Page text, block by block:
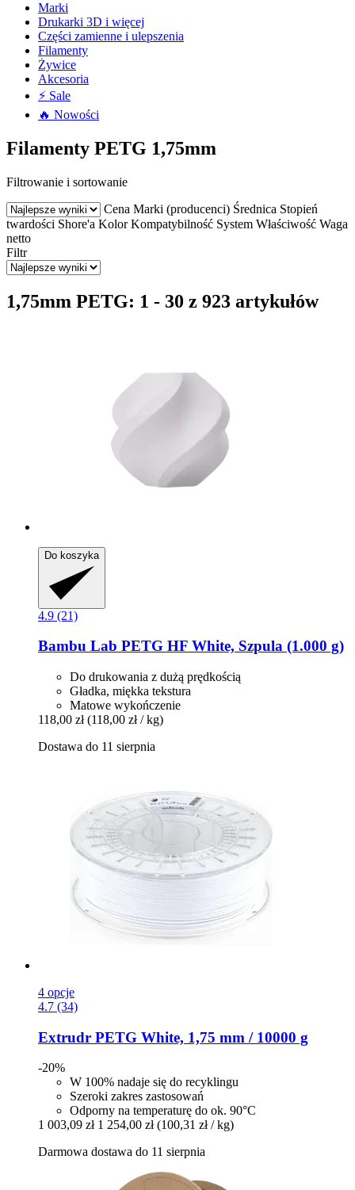
Marki
Drukarki 3D i więcej
Części zamienne i ulepszenia
Filamenty
Żywice
Akcesoria
⚡ Sale
🔥 Nowości
Filamenty PETG 1,75mm
Filtrowanie i sortowanie
Cena Marki (producenci) Średnica Stopień
twardości Shore'a Kolor Kompatybilność System Właściwość Waga
netto
Filtr
1,75mm PETG: 1 - 30 z 923 artykułów
Do koszyka
4.9 (21)
Bambu Lab PETG HF White, Szpula (1.000 g)
Do drukowania z dużą prędkością
Gładka, miękka tekstura
Matowe wykończenie
118,00 zł (118,00 zł / kg)
Dostawa do 11 sierpnia
4 opcje
4.7 (34)
Extrudr PETG White, 1,75 mm / 10000 g
-20%
W 100% nadaje się do recyklingu
Szeroki zakres zastosowań
Odporny na temperaturę do ok. 90°C
1 003,09 zł 1 254,00 zł (100,31 zł / kg)
Darmowa dostawa do 11 sierpnia